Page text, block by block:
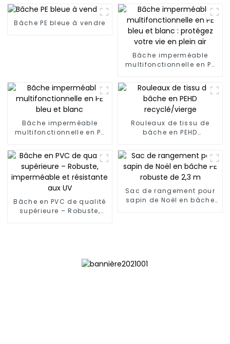
Bâche PE bleue à vendre
Bâche imperméable
multifonctionnelle en PE
votre vie en plein air
Bâche imperméable
multifonctionnelle en PE
Rouleaux de tissu de
bâche en PEHD
Bâche en PVC de qualité
supérieure – Robuste,
Sac de rangement pour
sapin de Noël en bâche